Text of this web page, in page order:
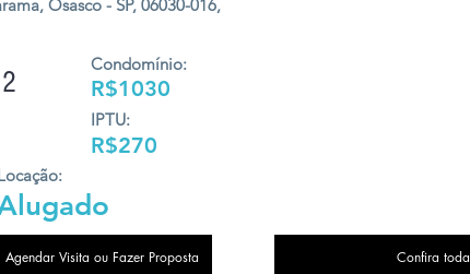
2
Condomínio:
R$1030
IPTU:
R$270
Osasco - SP, 06030-016,
Agendar Visita ou Fazer Proposta Confira